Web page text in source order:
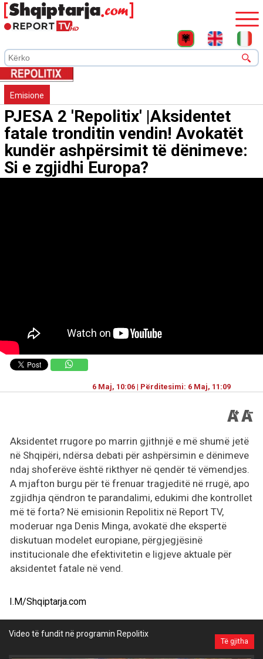
Emisione
PJESA 2 'Repolitix' |Aksidentet
fatale tronditin vendin! Avokatët
kundër ashpërsimit të dënimeve:
Si e zgjidhi Europa?
6 Maj, 10:06 | Përditesimi: 6 Maj, 11:09
Aksidentet rrugore po marrin gjithnjë e më shumë jetë
në Shqipëri, ndërsa debati për ashpërsimin e dënimeve
ndaj shoferëve është rikthyer në qendër të vëmendjes.
A mjafton burgu për të frenuar tragjeditë në rrugë, apo
zgjidhja qëndron te parandalimi, edukimi dhe kontrollet
më të forta? Në emisionin Repolitix në Report TV,
moderuar nga Denis Minga, avokatë dhe ekspertë
diskutuan modelet europiane, përgjegjësinë
institucionale dhe efektivitetin e ligjeve aktuale për
aksidentet fatale në vend.
I.M/Shqiptarja.com
Video të fundit në programin Repolitix
Të gjitha